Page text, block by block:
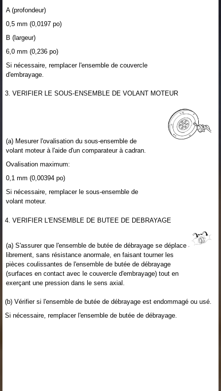
A (profondeur)
0,5 mm (0,0197 po)
B (largeur)
6,0 mm (0,236 po)
Si nécessaire, remplacer l'ensemble de couvercle
d'embrayage.
3. VERIFIER LE SOUS-ENSEMBLE DE VOLANT MOTEUR
(a) Mesurer l'ovalisation du sous-ensemble de
volant moteur à l'aide d'un comparateur à cadran.
Ovalisation maximum:
0,1 mm (0,00394 po)
Si nécessaire, remplacer le sous-ensemble de
volant moteur.
4. VERIFIER L'ENSEMBLE DE BUTEE DE DEBRAYAGE
(a) S'assurer que l'ensemble de butée de débrayage se déplace
librement, sans résistance anormale, en faisant tourner les
pièces coulissantes de l'ensemble de butée de débrayage
(surfaces en contact avec le couvercle d'embrayage) tout en
exerçant une pression dans le sens axial.
(b) Vérifier si l'ensemble de butée de débrayage est endommagé ou usé.
Si nécessaire, remplacer l'ensemble de butée de débrayage.